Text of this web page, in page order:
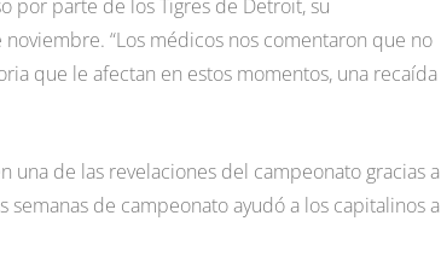
por parte de los Tigres de Detroit, su
“Los médicos nos comentaron que no
que le afectan en estos momentos, una recaída
de las revelaciones del campeonato gracias a
de campeonato ayudó a los capitalinos a